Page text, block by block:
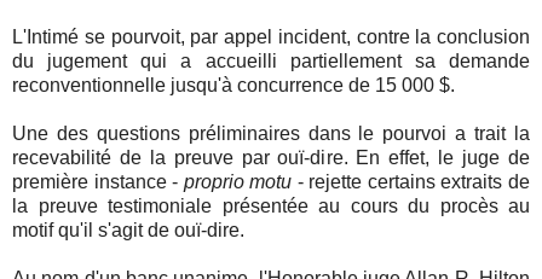
L'Intimé se pourvoit, par appel incident, contre la conclusion
du jugement qui a accueilli partiellement sa demande
reconventionnelle jusqu'à concurrence de 15 000 $.
Une des questions préliminaires dans le pourvoi a trait la
recevabilité de la preuve par ouï-dire. En effet, le juge de
première instance - proprio motu - rejette certains extraits de
la preuve testimoniale présentée au cours du procès au
motif qu'il s'agit de ouï-dire.